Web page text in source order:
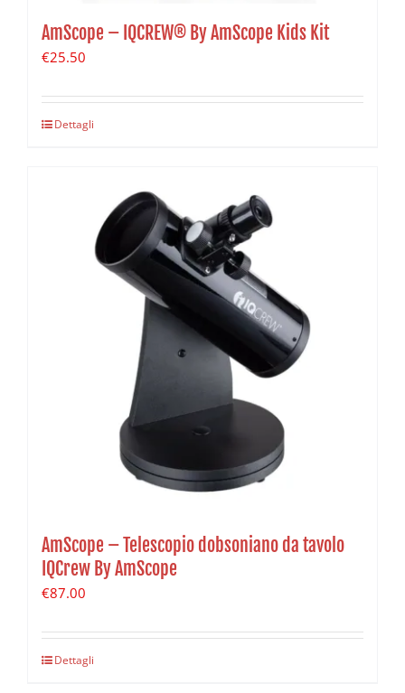
AmScope – IQCREW® By AmScope Kids Kit
€25.50
Dettagli
AmScope – Telescopio dobsoniano da tavolo
IQCrew By AmScope
€87.00
Dettagli